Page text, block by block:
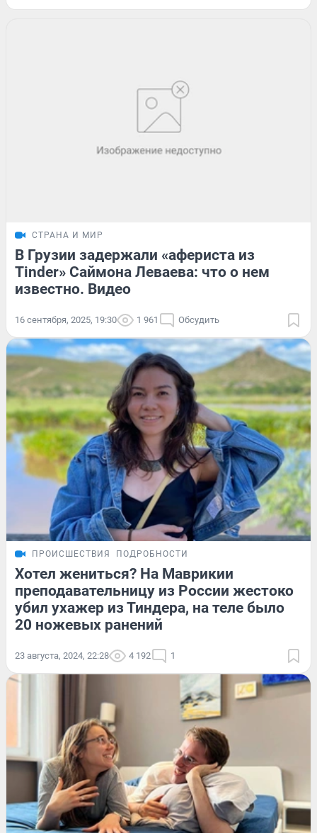
СТРАНА И МИР
В Грузии задержали «афериста из
Tinder» Саймона Леваева: что о нем
известно. Видео
16 сентября, 2025, 19:30 1 961 Обсудить
ПРОИСШЕСТВИЯ ПОДРОБНОСТИ
Хотел жениться? На Маврикии
преподавательницу из России жестоко
убил ухажер из Тиндера, на теле было
20 ножевых ранений
23 августа, 2024, 22:28 4 192 1